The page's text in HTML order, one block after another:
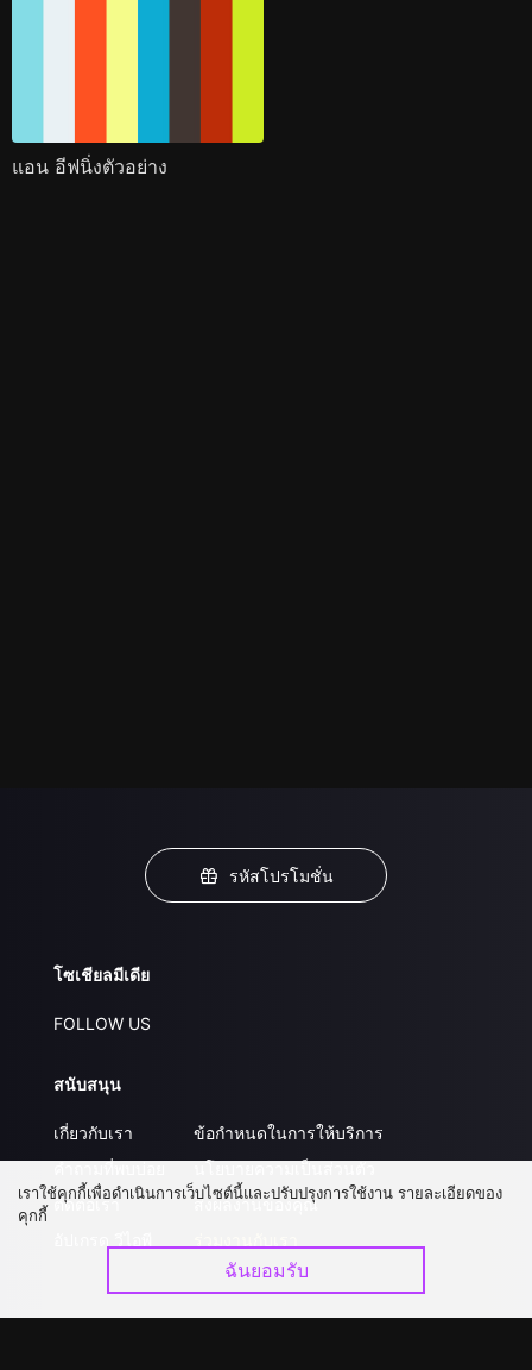
แอน อีฟนิ่งตัวอย่าง
รหัสโปรโมชั่น
โซเชียลมีเดีย
FOLLOW US
สนับสนุน
เกี่ยวกับเรา
ติดต่อเรา
ข้อกำหนดในการให้บริการ
ส่งผลงานของคุณ
เราใช้คุกกี้เพื่อดำเนินการเว็บไซต์นี้และปรับปรุงการใช้งาน รายละเอียดของ
คุกกี้
ฉันยอมรับ